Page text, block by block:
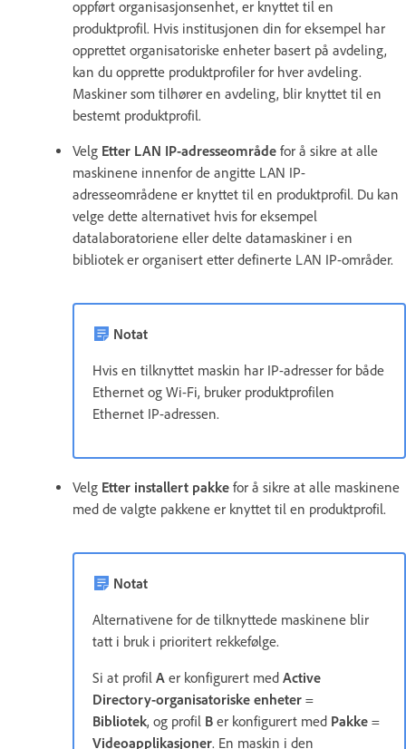
oppført organisasjonsenhet, er knyttet til en
produktprofil. Hvis institusjonen din for eksempel har
opprettet organisatoriske enheter basert på avdeling,
kan du opprette produktprofiler for hver avdeling.
Maskiner som tilhører en avdeling, blir knyttet til en
bestemt produktprofil.
Velg Etter LAN IP-adresseområde for å sikre at alle
maskinene innenfor de angitte LAN IP-
adresseområdene er knyttet til en produktprofil. Du kan
velge dette alternativet hvis for eksempel
datalaboratoriene eller delte datamaskiner i en
bibliotek er organisert etter definerte LAN IP-områder.
Notat
Hvis en tilknyttet maskin har IP-adresser for både
Ethernet og Wi-Fi, bruker produktprofilen
Ethernet IP-adressen.
Velg Etter installert pakke for å sikre at alle maskinene
med de valgte pakkene er knyttet til en produktprofil.
Notat
Alternativene for de tilknyttede maskinene blir
tatt i bruk i prioritert rekkefølge.
Si at profil A er konfigurert med Active
Directory-organisatoriske enheter =
Bibliotek, og profil B er konfigurert med Pakke =
Videoapplikasjoner. En maskin i den